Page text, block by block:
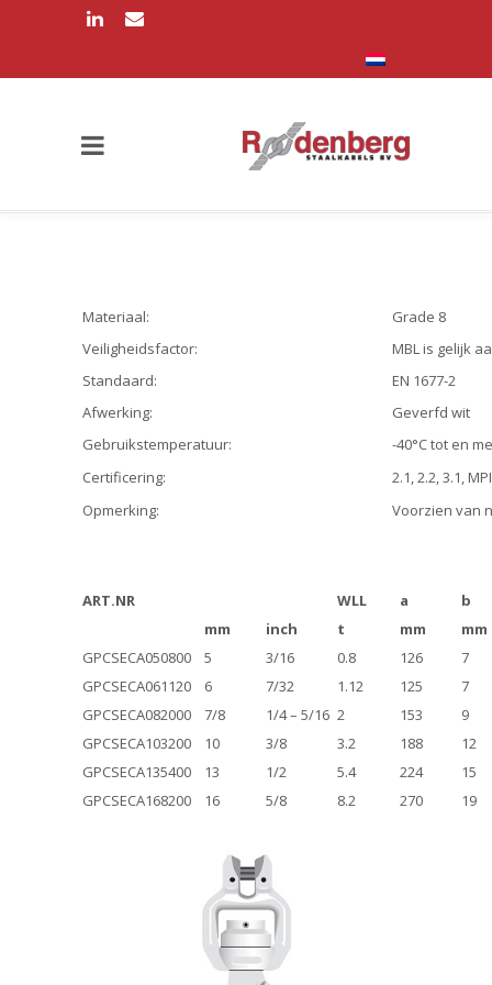
Materiaal:
Grade 8
Veiligheidsfactor:
MBL is gelijk
Standaard:
EN 1677-2
Afwerking:
Geverfd wit
Gebruikstemperatuur:
-40°C tot en
Certificering:
2.1, 2.2, 3.1, MPI
Opmerking:
Voorzien van
ART.NR WLL a
b
mm
inch t mm
mm
GPCSECA050800
5 3/16 0.8 126
7
GPCSECA061120
6 7/32 1.12 125
7
GPCSECA082000
7/8 1/4 – 5/16 2 153
9
GPCSECA103200
10 3/8 3.2 188
12
GPCSECA135400
13 1/2 5.4 224
15
GPCSECA168200
16 5/8 8.2 270 19